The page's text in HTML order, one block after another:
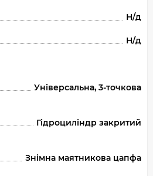
Н/д
Н/д
Універсальна, 3-точкова
Гідроциліндр закритий
Знімна маятникова цапфа